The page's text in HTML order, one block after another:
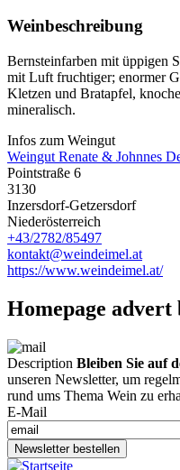
Weinbeschreibung
Bernsteinfarben mit üppigen
mit Luft fruchtiger; enormer
Kletzen und Bratapfel,
mineralisch.
Infos zum Weingut
Weingut Renate & Johnnes
Pointstraße 6
3130
Inzersdorf-Getzersdorf
Niederösterreich
+43/2782/85497
kontakt@weindeimel.at
https://www.weindeimel.at/
Homepage advert
Description Bleiben Sie auf
unseren Newsletter, um
rund ums Thema Wein zu
E-Mail
Newsletter bestellen